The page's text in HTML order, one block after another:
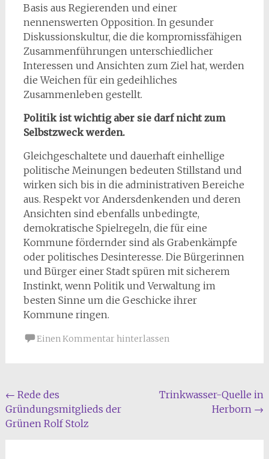
Basis aus Regierenden und einer
nennenswerten Opposition. In gesunder
Diskussionskultur, die die kompromissfähigen
Zusammenführungen unterschiedlicher
Interessen und Ansichten zum Ziel hat, werden
die Weichen für ein gedeihliches
Zusammenleben gestellt.
Politik ist wichtig aber sie darf nicht zum
Selbstzweck werden.
Gleichgeschaltete und dauerhaft einhellige
politische Meinungen bedeuten Stillstand und
wirken sich bis in die administrativen Bereiche
aus. Respekt vor Andersdenkenden und deren
Ansichten sind ebenfalls unbedingte,
demokratische Spielregeln, die für eine
Kommune fördernder sind als Grabenkämpfe
oder politisches Desinteresse. Die Bürgerinnen
und Bürger einer Stadt spüren mit sicherem
Instinkt, wenn Politik und Verwaltung im
besten Sinne um die Geschicke ihrer
Kommune ringen.
Einen Kommentar hinterlassen
Beitragsnavigation
← Rede des
Gründungsmitglieds der
Grünen Rolf Stolz
Trinkwasser-Quelle in
Herborn →